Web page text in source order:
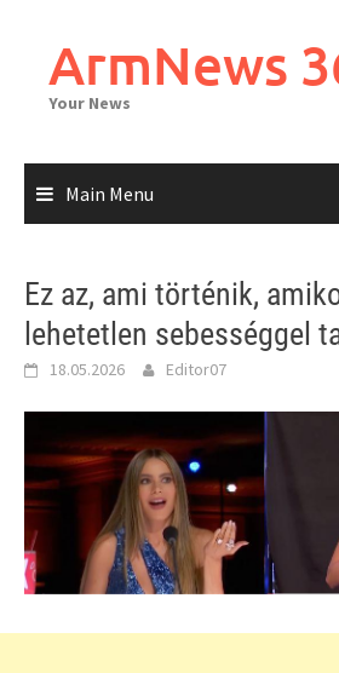
contentArmNews
Your News
Main Menu
Ez az, ami történik,
lehetetlen sebességgel
18.05.2026 Editor07